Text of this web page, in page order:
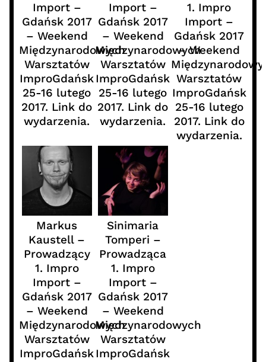
Import –
Gdańsk 2017
– Weekend
Międzynarodowych
Warsztatów
ImproGdańsk
25-16 lutego
2017. Link do
wydarzenia.
Import –
Gdańsk 2017
– Weekend
Międzynarodowych
Warsztatów
ImproGdańsk
25-16 lutego
2017. Link do
wydarzenia.
1. Impro
Import –
Gdańsk 2017
– Weekend
Warsztatów
ImproGdańsk
25-16 lutego
2017. Link do
wydarzenia.
Markus
Kaustell –
Prowadzący
1. Impro
Import –
Gdańsk 2017
– Weekend
Międzynarodowych
Warsztatów
ImproGdańsk
Sinimaria
Tomperi –
Prowadząca
1. Impro
Import –
Gdańsk 2017
– Weekend
Międzynarodowych
Warsztatów
ImproGdańsk